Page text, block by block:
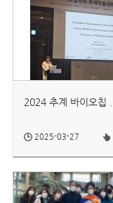
2024 추계 바이오칩 ...
2025-03-27